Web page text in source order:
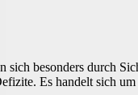
besonders durch
Es handelt sich